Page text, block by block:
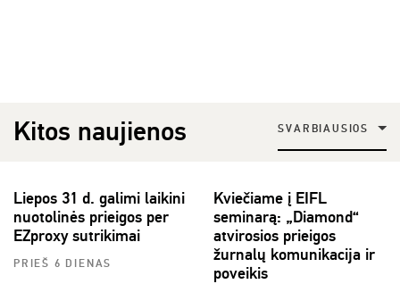
Kitos naujienos SVARBIAUSIOS
Liepos 31 d. galimi laikini
nuotolinės prieigos per
EZproxy sutrikimai
PRIEŠ 6 DIENAS
Kviečiame į EIFL
seminarą: „Diamond“
atvirosios prieigos
žurnalų komunikacija ir
poveikis